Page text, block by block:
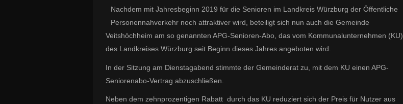
Nachdem mit Jahresbeginn 2019 für die Senioren im Landkreis Würzburg der Öffentliche
Personennahverkehr noch attraktiver wird, beteiligt sich nun auch die Gemeinde
Veitshöchheim am so genannten APG-Senioren-Abo, das vom Kommunalunternehmen (KU)
des Landkreises Würzburg seit Beginn dieses Jahres angeboten wird.
In der Sitzung am Dienstagabend stimmte der Gemeinderat zu, mit dem KU einen APG-
Seniorenabo-Vertrag abzuschließen.
Neben dem zehnprozentigen Rabatt durch das KU reduziert sich der Preis für Nutzer aus